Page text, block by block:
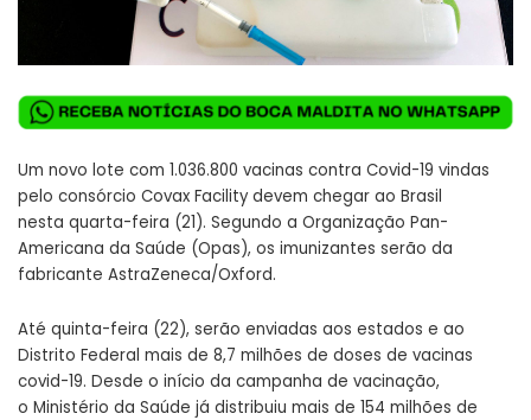
Um novo lote com 1.036.800 vacinas contra Covid-19 vindas
pelo consórcio Covax Facility devem chegar ao Brasil
nesta quarta-feira (21). Segundo a Organização Pan-
Americana da Saúde (Opas), os imunizantes serão da
fabricante AstraZeneca/Oxford.
Até quinta-feira (22), serão enviadas aos estados e ao
Distrito Federal mais de 8,7 milhões de doses de vacinas
covid-19. Desde o início da campanha de vacinação,
o Ministério da Saúde já distribuiu mais de 154 milhões de